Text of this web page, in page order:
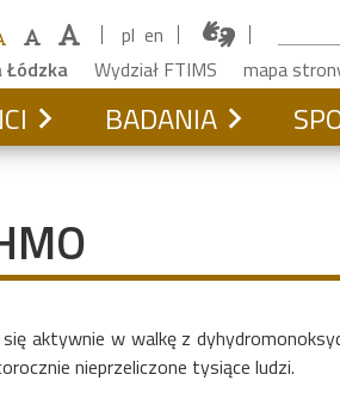
pl en
Łódzka
Wydział FTIMS mapa
BADANIA
aktywnie w walkę z
nieprzeliczone tysiące ludzi.